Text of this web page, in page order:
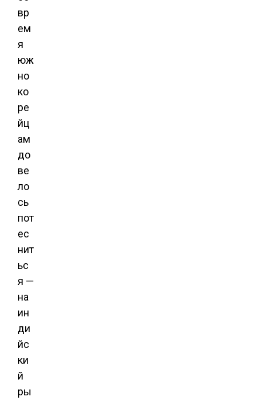
вр
ем
я
юж
но
ко
ре
йц
ам
до
ве
ло
сь
пот
ес
нит
ьс
я —
на
ин
ди
йс
ки
й
ры